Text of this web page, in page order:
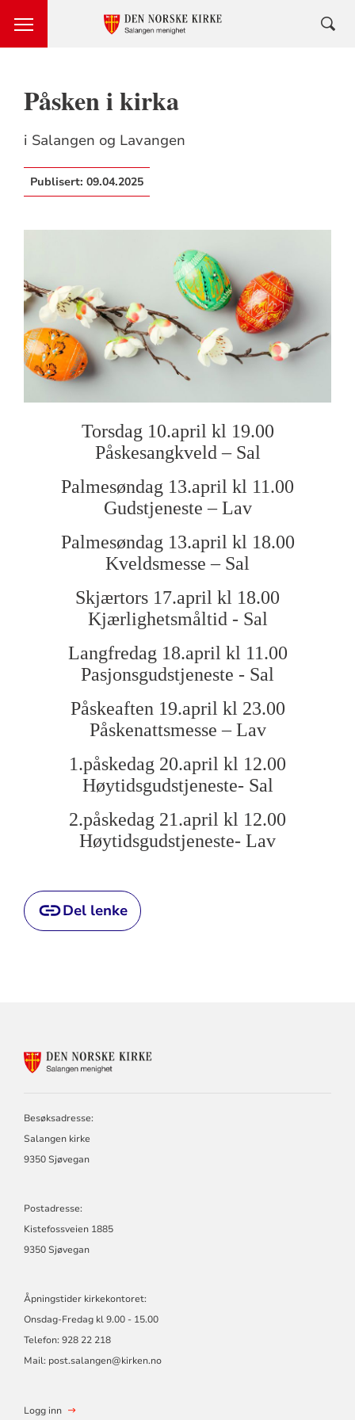
Påsken i kirka
i Salangen og Lavangen
Publisert: 09.04.2025
Torsdag 10.april kl 19.00
Påskesangkveld – Sal
Palmesøndag 13.april kl 11.00
Gudstjeneste – Lav
Palmesøndag 13.april kl 18.00
Kveldsmesse – Sal
Skjærtors 17.april kl 18.00
Kjærlighetsmåltid - Sal
Langfredag 18.april kl 11.00
Pasjonsgudstjeneste - Sal
Påskeaften 19.april kl 23.00
Påskenattsmesse – Lav
1.påskedag 20.april kl 12.00
Høytidsgudstjeneste- Sal
2.påskedag 21.april kl 12.00
Høytidsgudstjeneste- Lav
Del lenke
Besøksadresse:
Salangen kirke
9350 Sjøvegan
Postadresse:
Kistefossveien 1885
9350 Sjøvegan
Åpningstider kirkekontoret:
Onsdag-Fredag kl 9.00 - 15.00
Telefon: 928 22 218
Mail: post.salangen@kirken.no
Logg inn